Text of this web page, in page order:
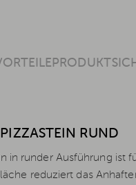
RUND
in runder Ausführung
reduziert das